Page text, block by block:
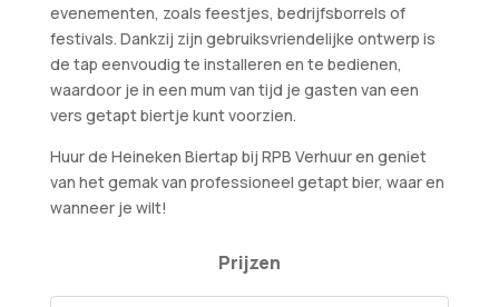
evenementen, zoals feestjes, bedrijfsborrels of
festivals. Dankzij zijn gebruiksvriendelijke ontwerp is
de tap eenvoudig te installeren en te bedienen,
waardoor je in een mum van tijd je gasten van een
vers getapt biertje kunt voorzien.
Huur de Heineken Biertap bij RPB Verhuur en geniet
van het gemak van professioneel getapt bier, waar en
wanneer je wilt!
Prijzen